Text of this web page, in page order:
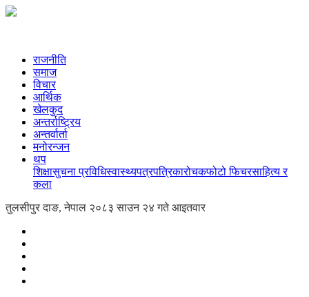
राजनीति
समाज
विचार
आर्थिक
खेलकुद
अन्तर्राष्ट्रिय
अन्तर्वार्ता
मनोरन्जन
थप
शिक्षासुचना प्रविधिस्वास्थ्यपत्रपत्रिकारोचकफोटो फिचरसाहित्य र
कला
तुलसीपुर दाङ, नेपाल २०८३ साउन २४ गते आइतवार